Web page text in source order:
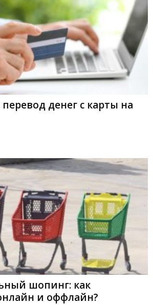
денег с карты на
шопинг: как
и оффлайн?